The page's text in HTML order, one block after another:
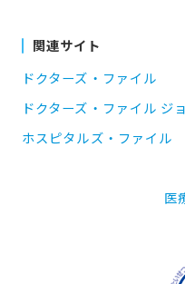
関連サイト
ドクターズ・ファイル
ドクターズ・ファイル ジ
ホスピタルズ・ファイル
医